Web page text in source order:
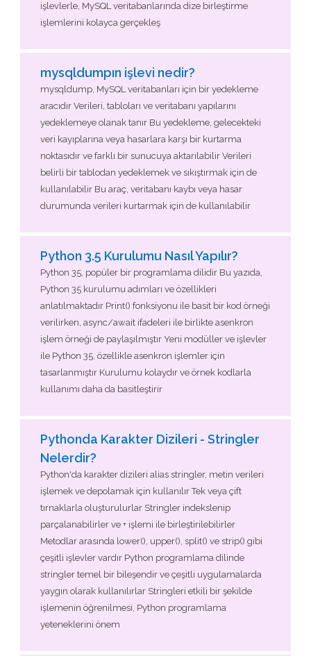
işlevlerle, MySQL veritabanlarında dize birleştirme
işlemlerini kolayca gerçekleş
mysqldumpın işlevi nedir?
mysqldump, MySQL veritabanları için bir yedekleme
aracıdır Verileri, tabloları ve veritabanı yapılarını
yedeklemeye olanak tanır Bu yedekleme, gelecekteki
veri kayıplarına veya hasarlara karşı bir kurtarma
noktasıdır ve farklı bir sunucuya aktarılabilir Verileri
belirli bir tablodan yedeklemek ve sıkıştırmak için de
kullanılabilir Bu araç, veritabanı kaybı veya hasar
durumunda verileri kurtarmak için de kullanılabilir
Python 3.5 Kurulumu Nasıl Yapılır?
Python 35, popüler bir programlama dilidir Bu yazıda,
Python 35 kurulumu adımları ve özellikleri
anlatılmaktadır Print() fonksiyonu ile basit bir kod örneği
verilirken, async/await ifadeleri ile birlikte asenkron
işlem örneği de paylaşılmıştır Yeni modüller ve işlevler
ile Python 35, özellikle asenkron işlemler için
tasarlanmıştır Kurulumu kolaydır ve örnek kodlarla
kullanımı daha da basitleştirir
Pythonda Karakter Dizileri - Stringler
Nelerdir?
Python'da karakter dizileri alias stringler, metin verileri
işlemek ve depolamak için kullanılır Tek veya çift
tırnaklarla oluşturulurlar Stringler indekslenip
parçalanabilirler ve + işlemi ile birleştirilebilirler
Metodlar arasında lower(), upper(), split() ve strip() gibi
çeşitli işlevler vardır Python programlama dilinde
stringler temel bir bileşendir ve çeşitli uygulamalarda
yaygın olarak kullanılırlar Stringleri etkili bir şekilde
işlemenin öğrenilmesi, Python programlama
yeteneklerini önem